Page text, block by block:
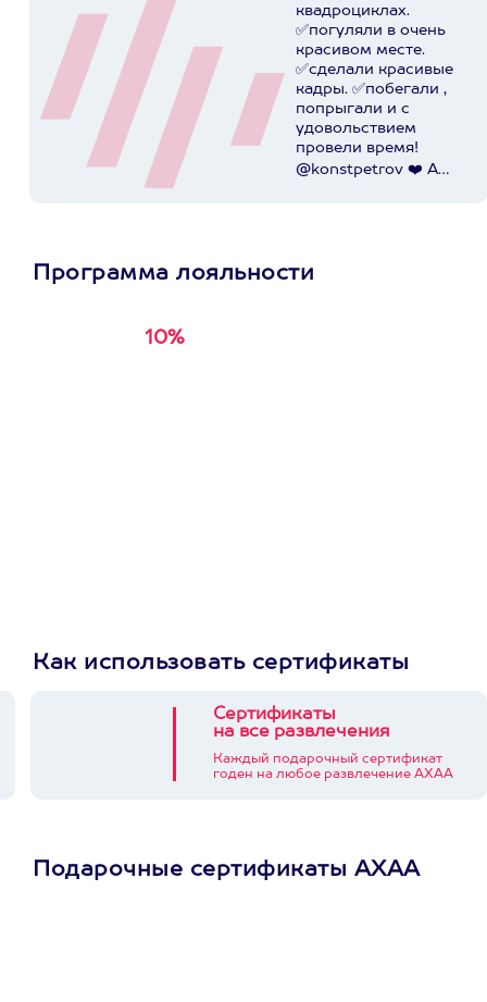
квадроциклах.
✅погуляли в очень
красивом месте.
✅сделали красивые
кадры. ✅побегали ,
попрыгали и с
удовольствием
провели время!
@konstpetrov ❤️ А
Программа лояльности
10%
Как использовать сертификаты
Сертификаты
на все развлечения
Каждый подарочный сертификат
годен на любое развлечение АХАА
Подарочные сертификаты АХАА